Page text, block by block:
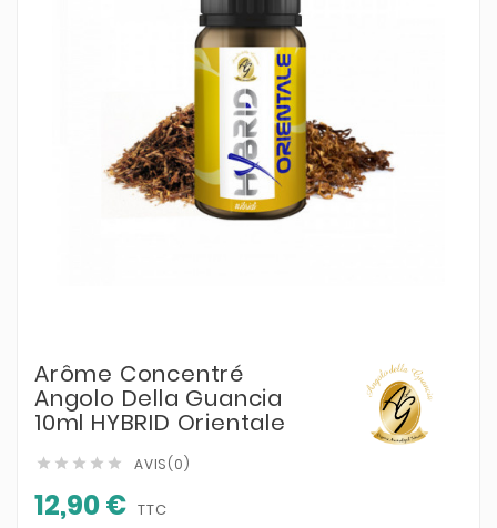
Arôme Concentré
Angolo Della Guancia
10ml HYBRID Orientale
     AVIS(0)
12,90 € TTC